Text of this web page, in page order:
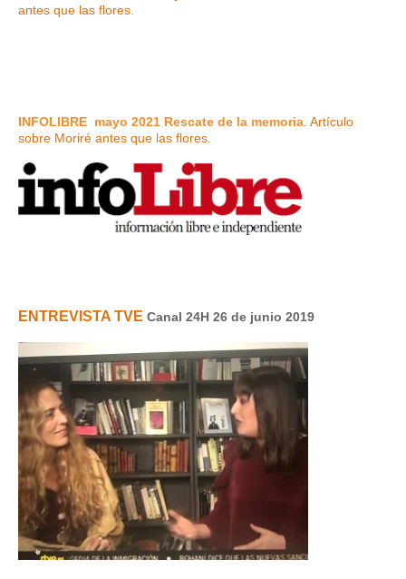
antes que las flores.
INFOLIBRE mayo 2021 Rescate de la memoria Artículo
sobre Moriré antes que las flores.
ENTREVISTA TVE Canal 24H 26 de junio 2019